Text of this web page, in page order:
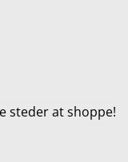
steder at shoppe!